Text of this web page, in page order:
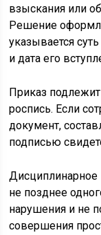
взыскания или
Решение
указывается
и дата его
Приказ
роспись. Если
документ,
подписью
не позднее
нарушения и не
совершения